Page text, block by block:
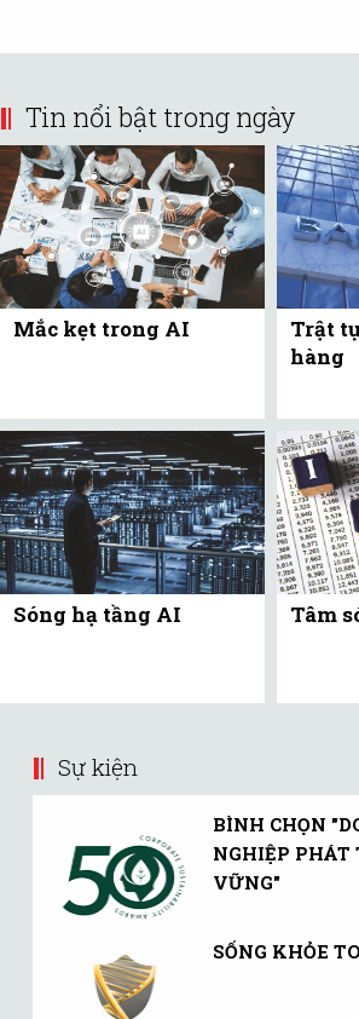
Tin nổi bật trong ngày
Mắc kẹt trong AI
Trật
hàng
Sóng hạ tầng AI Tâm
Sự kiện
BÌNH CHỌN
NGHIỆP PHÁT
VỮNG"
SỐNG KHỎE